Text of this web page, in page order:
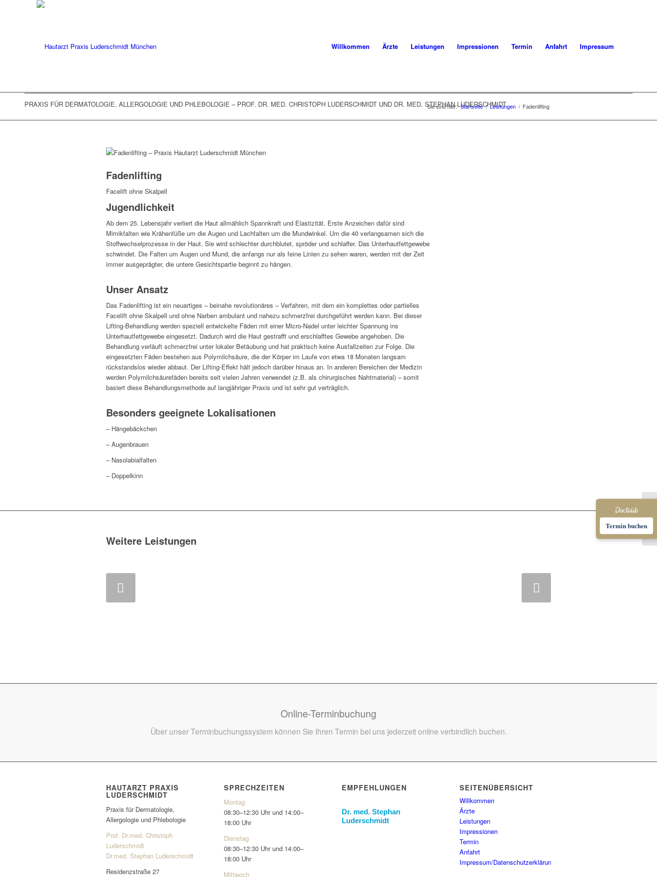
Willkommen Ärzte Leistungen Impressionen Termin Anfahrt Impressum
PRAXIS FÜR DERMATOLOGIE, ALLERGOLOGIE UND PHLEBOLOGIE – PROF. DR. MED. CHRISTOPH LUDERSCHMIDT UND DR. MED. STEPHAN LUDERSCHMIDT
Sie sind hier: Startseite / Leistungen / Fadenlifting
Fadenlifting
Facelift ohne Skalpell
Jugendlichkeit
Ab dem 25. Lebensjahr verliert die Haut allmählich Spannkraft und Elastizität. Erste Anzeichen dafür sind
Mimikfalten wie Krähenfüße um die Augen und Lachfalten um die Mundwinkel. Um die 40 verlangsamen sich die
Stoffwechselprozesse in der Haut. Sie wird schlechter durchblutet, spröder und schlaffer. Das Unterhautfettgewebe
schwindet. Die Falten um Augen und Mund, die anfangs nur als feine Linien zu sehen waren, werden mit der Zeit
immer ausgeprägter, die untere Gesichtspartie beginnt zu hängen.
Unser Ansatz
Das Fadenlifting ist ein neuartiges – beinahe revolutionäres – Verfahren, mit dem ein komplettes oder partielles
Facelift ohne Skalpell und ohne Narben ambulant und nahezu schmerzfrei durchgeführt werden kann. Bei dieser
Lifting-Behandlung werden speziell entwickelte Fäden mit einer Micro-Nadel unter leichter Spannung ins
Unterhautfettgewebe eingesetzt. Dadurch wird die Haut gestrafft und erschlafftes Gewebe angehoben. Die
Behandlung verläuft schmerzfrei unter lokaler Betäubung und hat praktisch keine Ausfallzeiten zur Folge. Die
eingesetzten Fäden bestehen aus Polymilchsäure, die der Körper im Laufe von etwa 18 Monaten langsam
rückstandslos wieder abbaut. Der Lifting-Effekt hält jedoch darüber hinaus an. In anderen Bereichen der Medizin
werden Polymilchsäurefäden bereits seit vielen Jahren verwendet (z.B. als chirurgisches Nahtmaterial) – somit
basiert diese Behandlungsmethode auf langjähriger Praxis und ist sehr gut verträglich.
Besonders geeignete Lokalisationen
– Hängebäckchen
– Augenbrauen
– Nasolabialfalten
– Doppelkinn
Weitere Leistungen
Online-Terminbuchung
Über unser Terminbuchungssystem können Sie Ihren Termin bei uns jederzeit online verbindlich buchen.
HAUTARZT PRAXIS
LUDERSCHMIDT
Praxis für Dermatologie,
Allergologie und Phlebologie
Prof. Dr.med. Christoph
Luderschmidt
Dr.med. Stephan Luderschmidt
Residenzstraße 27
SPRECHZEITEN
Montag
08:30–12:30 Uhr und 14:00–
18:00 Uhr
Dienstag
08:30–12:30 Uhr und 14:00–
18:00 Uhr
Mittwoch
EMPFEHLUNGEN
Dr. med. Stephan
Luderschmidt
SEITENÜBERSICHT
Willkommen
Ärzte
Leistungen
Impressionen
Termin
Anfahrt
Impressum/Datenschutzerklärung
Termin buchen